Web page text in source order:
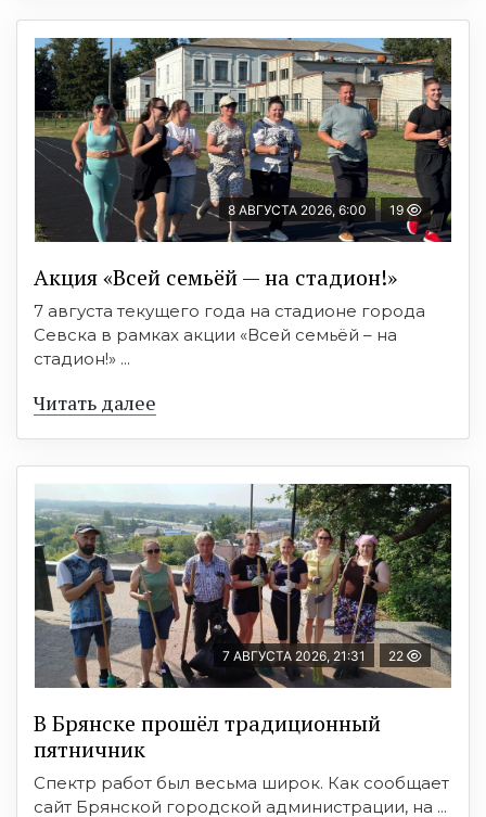
8 АВГУСТА 2026, 6:00 19
Акция «Всей семьёй — на стадион!»
7 августа текущего года на стадионе города
Севска в рамках акции «Всей семьёй – на
стадион!» ...
Читать далее
7 АВГУСТА 2026, 21:31 22
В Брянске прошёл традиционный
пятничник
Спектр работ был весьма широк. Как сообщает
сайт Брянской городской администрации, на ...